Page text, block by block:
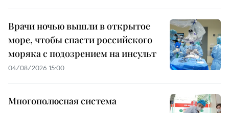
Врачи ночью вышли в открытое
море, чтобы спасти российского
моряка с подозрением на инсульт
04/08/2026 15:00
Многополюсная система